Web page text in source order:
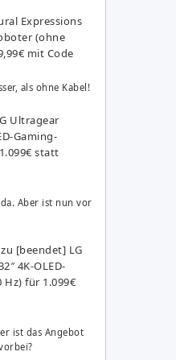
Expressions
(ohne
mit Code
als ohne Kabel!
Ultragear
Gaming-
statt
Aber ist nun vor
zu [beendet] LG
4K-OLED-
für 1.099€
ist das Angebot